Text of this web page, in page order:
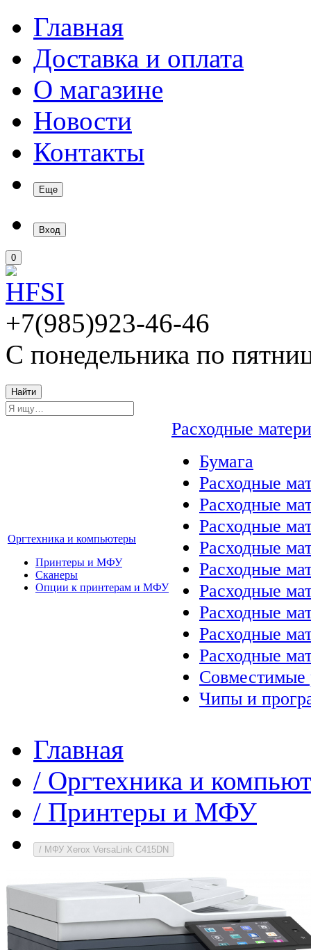
Главная
Доставка и оплата
О магазине
Новости
Контакты
Еще
Вход
0
+7(985)923-46-46
С понедельника по
Найти
Оргтехника и компьютеры
Принтеры и МФУ
Сканеры
Опции к принтерам и МФУ
Расходные
Бумага
Расходные
Расходные
Расходные
Расходные
Расходные
Расходные
Расходные
Расходные
Расходные
Совместимые
Чипы и
Главная
/ Оргтехника и
/ Принтеры и МФУ
/ МФУ Xerox VersaLink C415DN